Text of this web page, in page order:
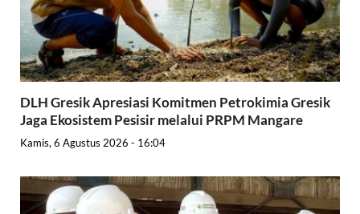
DLH Gresik Apresiasi Komitmen Petrokimia Gresik
Jaga Ekosistem Pesisir melalui PRPM Mangare
Kamis, 6 Agustus 2026 - 16:04